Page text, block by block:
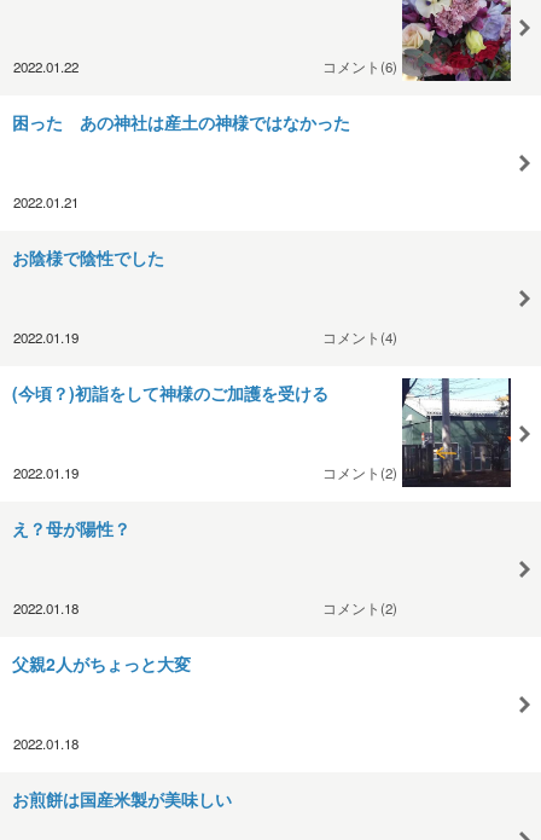
2022.01.22 コメント(6)
困った あの神社は産土の神様ではなかった
2022.01.21
お陰様で陰性でした
2022.01.19 コメント(4)
(今頃？)初詣をして神様のご加護を受ける
2022.01.19 コメント(2)
え？母が陽性？
2022.01.18 コメント(2)
父親2人がちょっと大変
2022.01.18
お煎餅は国産米製が美味しい